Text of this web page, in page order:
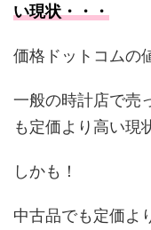
い現状・・・
価格ドットコムの
一般の時計店で売
も定価より高い現
しかも！
中古品でも定価よ